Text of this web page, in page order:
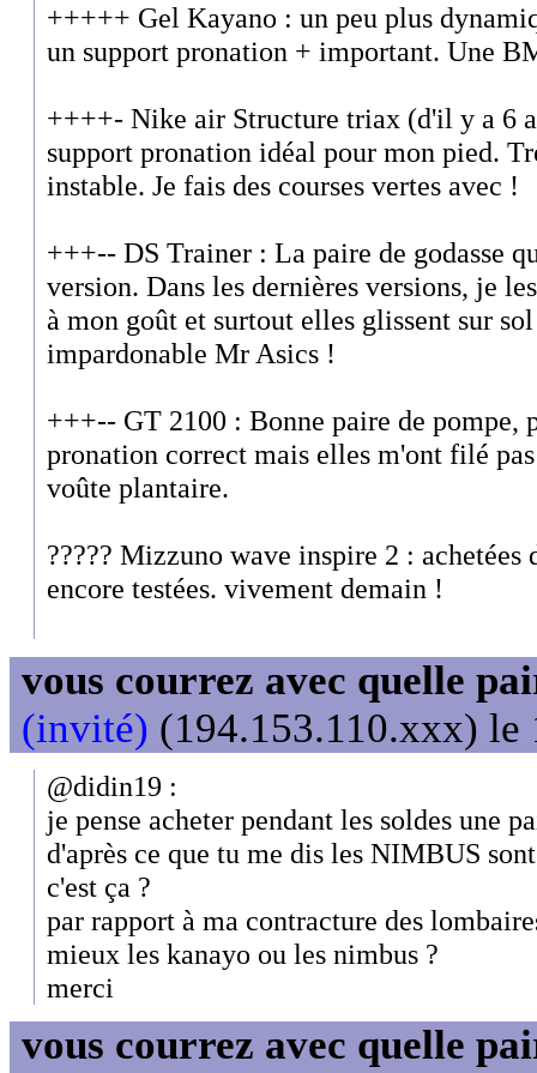
+++++ Gel Kayano : un peu plus
un support pronation + important. Une
++++- Nike air Structure triax (d'il y a 6
support pronation idéal pour mon pied.
instable. Je fais des courses vertes avec !
+++-- DS Trainer : La paire de godasse
version. Dans les dernières versions, je
à mon goût et surtout elles glissent sur
impardonable Mr Asics !
+++-- GT 2100 : Bonne paire de pompe,
pronation correct mais elles m'ont filé
voûte plantaire.
????? Mizzuno wave inspire 2 : achetées
encore testées. vivement demain !
vous courrez avec quelle
(invité) (194.153.110.xxx) le
@didin19 :
je pense acheter pendant les soldes une
d'après ce que tu me dis les NIMBUS
c'est ça ?
par rapport à ma contracture des
mieux les kanayo ou les nimbus ?
merci
vous courrez avec quelle